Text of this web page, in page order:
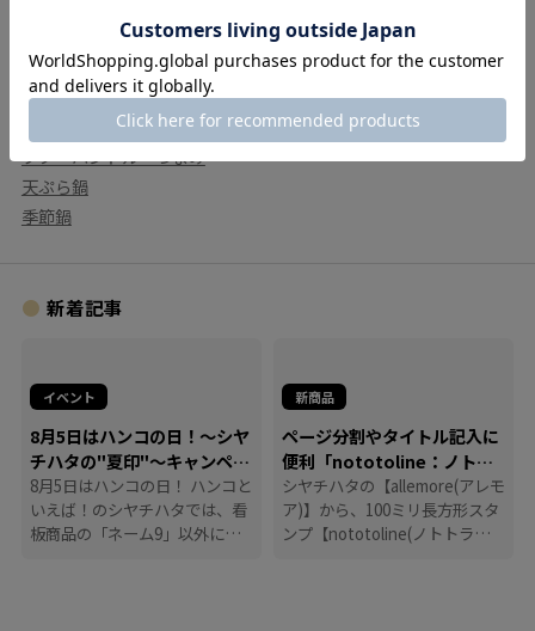
ステンレス鍋・アルミ鍋・ホーロー鍋
鍋セット
フタ・ハンドル・つまみ
天ぷら鍋
季節鍋
新着記事
イベント
8月5日はハンコの日！～シヤ
チハタの"夏印"～キャンペー
ン
8月5日はハンコの日！ ハンコと
いえば！のシヤチハタでは、看
板商品の「ネーム9」以外に
新商品
ページ分割やタイトル記入に
便利「nototoline：ノトト
ライン」
シヤチハタの【allemore(アレモ
ア)】から、100ミリ長方形スタ
ンプ【nototoline(ノトトライ